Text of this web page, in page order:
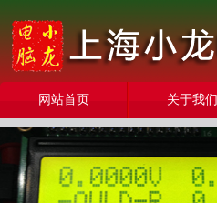
网站首页 关于我们